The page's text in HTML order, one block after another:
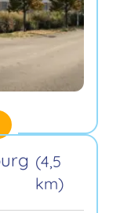
(4,5
km)